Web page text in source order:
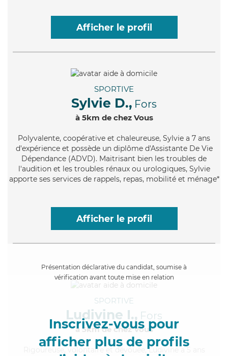
Afficher le profil
SPORTIVE
Sylvie D., Fors
à 5km de chez Vous
Polyvalente, coopérative et chaleureuse, Sylvie a 7 ans
d'expérience et possède un diplôme d'Assistante De Vie
Dépendance (ADVD). Maitrisant bien les troubles de
l'audition et les troubles rénaux ou urologiques, Sylvie
apporte ses services de rappels, repas, mobilité et ménage*
Afficher le profil
Présentation déclarative du candidat, soumise à
vérification avant toute mise en relation
Inscrivez-vous pour
afficher plus de profils
SPORTIVE
Ludivine I., Fors
à 5km de chez Vous
, volontaire et dévouée, Ludivine a 5 ans